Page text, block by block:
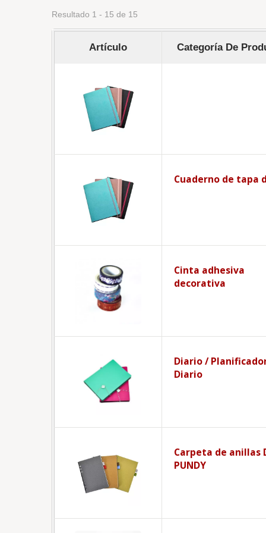
Resultado 1 - 15 de 15
Artículo Categoría De
Cuaderno de tapa
Cinta adhesiva
decorativa
Diario /
Diario
Carpeta de anillas
PUNDY